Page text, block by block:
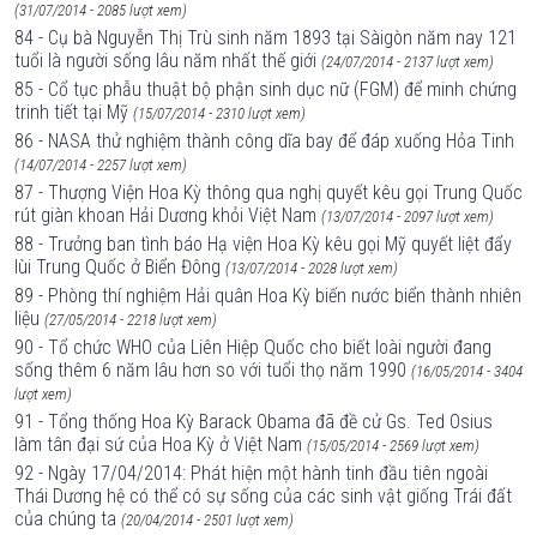
(31/07/2014 - 2085 lượt xem)
84 - Cụ bà Nguyễn Thị Trù sinh năm 1893 tại Sàigòn năm nay 121
tuổi là người sống lâu năm nhất thế giới (24/07/2014 - 2137 lượt xem)
85 - Cổ tục phẫu thuật bộ phận sinh dục nữ (FGM) để minh chứng
trinh tiết tại Mỹ (15/07/2014 - 2310 lượt xem)
86 - NASA thử nghiệm thành công dĩa bay để đáp xuống Hỏa Tinh
(14/07/2014 - 2257 lượt xem)
87 - Thượng Viện Hoa Kỳ thông qua nghị quyết kêu gọi Trung Quốc
rút giàn khoan Hải Dương khỏi Việt Nam (13/07/2014 - 2097 lượt xem)
88 - Trưởng ban tình báo Hạ viện Hoa Kỳ kêu gọi Mỹ quyết liệt đẩy
lùi Trung Quốc ở Biển Đông (13/07/2014 - 2028 lượt xem)
89 - Phòng thí nghiệm Hải quân Hoa Kỳ biến nước biển thành nhiên
liệu (27/05/2014 - 2218 lượt xem)
90 - Tổ chức WHO của Liên Hiệp Quốc cho biết loài người đang
sống thêm 6 năm lâu hơn so với tuổi thọ năm 1990 (16/05/2014 - 3404
lượt xem)
91 - Tổng thống Hoa Kỳ Barack Obama đã đề cử Gs. Ted Osius
làm tân đại sứ của Hoa Kỳ ở Việt Nam (15/05/2014 - 2569 lượt xem)
92 - Ngày 17/04/2014: Phát hiện một hành tinh đầu tiên ngoài
Thái Dương hệ có thể có sự sống của các sinh vật giống Trái đất
của chúng ta (20/04/2014 - 2501 lượt xem)